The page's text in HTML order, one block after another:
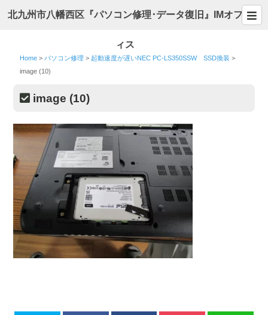
北九州市八幡西区『パソコン修理･データ復旧』IMオフ
ィス
Home > パソコン修理 >起動速度が遅いNEC PC-LS350SSW SSD換装 >
image (10)
image (10)